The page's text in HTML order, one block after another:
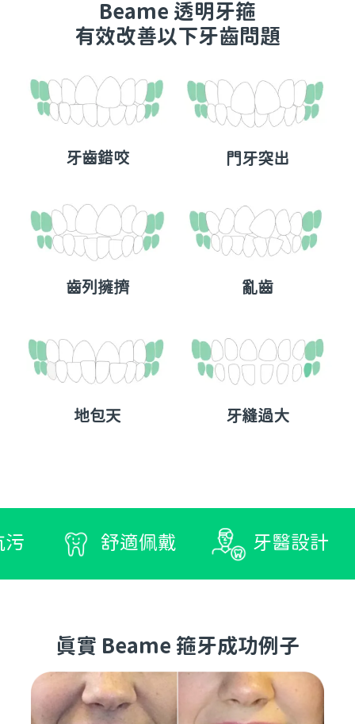
Beame 透明牙箍
有效改善以下牙齒問題
牙齒錯咬 門牙突出
齒列擁擠 亂齒
地包天 牙縫過大
舒適佩戴 牙醫設計 真
真實 Beame 箍牙成功例子